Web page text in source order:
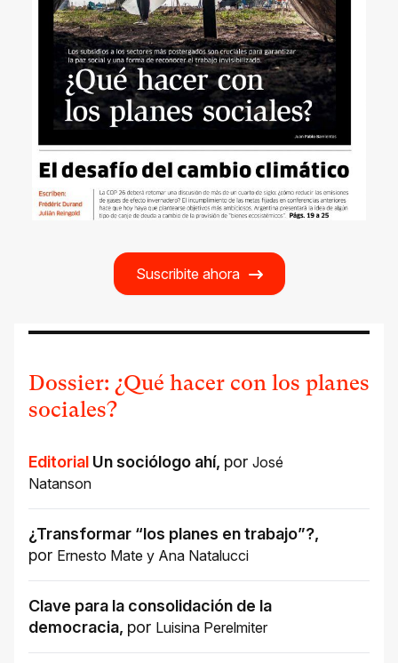
Suscribite ahora
Dossier: ¿Qué hacer con los planes
sociales?
Editorial Un sociólogo ahí, por José
Natanson
¿Transformar “los planes en trabajo”?,
por Ernesto Mate y Ana Natalucci
Clave para la consolidación de la
democracia, por Luisina Perelmiter